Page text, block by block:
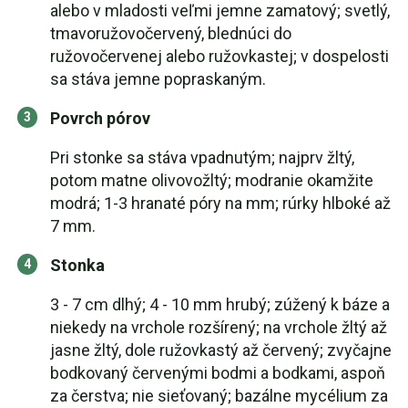
alebo v mladosti veľmi jemne zamatový; svetlý,
tmavoružovočervený, blednúci do
ružovočervenej alebo ružovkastej; v dospelosti
sa stáva jemne popraskaným.
Povrch pórov
Pri stonke sa stáva vpadnutým; najprv žltý,
potom matne olivovožltý; modranie okamžite
modrá; 1-3 hranaté póry na mm; rúrky hlboké až
7 mm.
Stonka
3 - 7 cm dlhý; 4 - 10 mm hrubý; zúžený k báze a
niekedy na vrchole rozšírený; na vrchole žltý až
jasne žltý, dole ružovkastý až červený; zvyčajne
bodkovaný červenými bodmi a bodkami, aspoň
za čerstva; nie sieťovaný; bazálne mycélium za